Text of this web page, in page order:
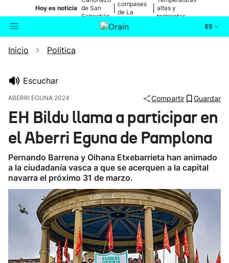
Hoy es noticia de San
Sebastián
compases
de La
altas y
tormentas
ES
Buscador
Ikusmiran
Eguraldia
Inicio Política
Escuchar
ABERRI EGUNA 2024 Compartir Guardar
EH Bildu llama a participar en
el Aberri Eguna de Pamplona
Pernando Barrena y Oihana Etxebarrieta han animado
a la ciudadanía vasca a que se acerquen a la capital
navarra el próximo 31 de marzo.